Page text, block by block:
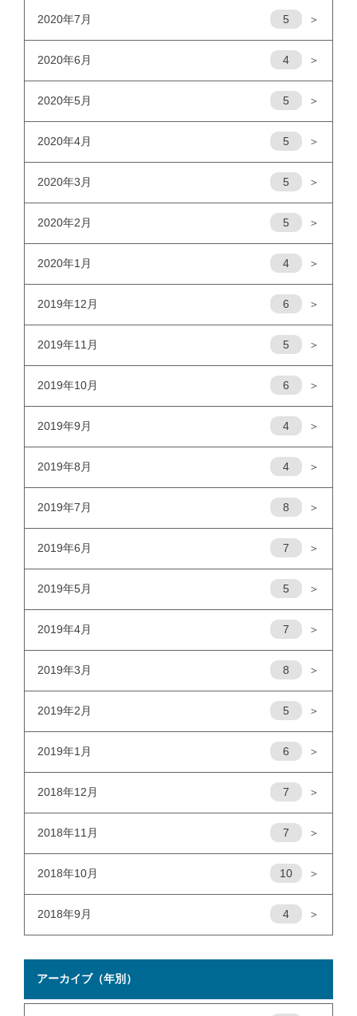
2020年7月 5 ＞
2020年6月 4 ＞
2020年5月 5 ＞
2020年4月 5 ＞
2020年3月 5 ＞
2020年2月 5 ＞
2020年1月 4 ＞
2019年12月 6 ＞
2019年11月 5 ＞
2019年10月 6 ＞
2019年9月 4 ＞
2019年8月 4 ＞
2019年7月 8 ＞
2019年6月 7 ＞
2019年5月 5 ＞
2019年4月 7 ＞
2019年3月 8 ＞
2019年2月 5 ＞
2019年1月 6 ＞
2018年12月 7 ＞
2018年11月 7 ＞
2018年10月 10 ＞
2018年9月 4 ＞
アーカイブ（年別）